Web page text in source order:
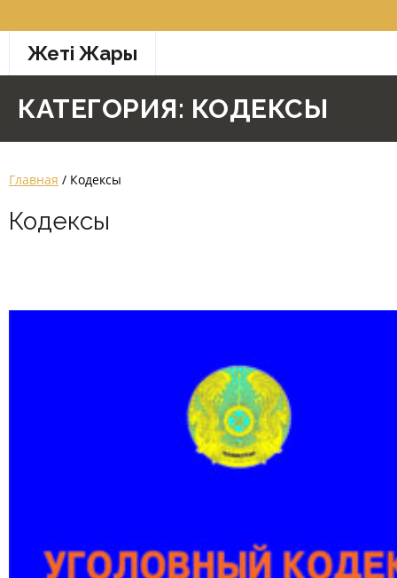
к
содержимому
Жетi Жарғы
КАТЕГОРИЯ: КОДЕКСЫ
Главная / Кодексы
Кодексы